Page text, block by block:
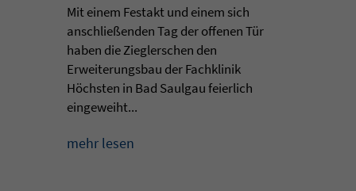
Mit einem Festakt und einem sich
anschließenden Tag der offenen Tür
haben die Zieglerschen den
Erweiterungsbau der Fachklinik
Höchsten in Bad Saulgau feierlich
eingeweiht...
mehr lesen